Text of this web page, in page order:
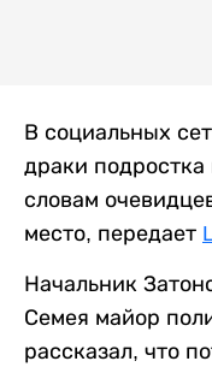
В социальных
драки
словам
место, передает
Начальник
Семея майор
рассказал, что